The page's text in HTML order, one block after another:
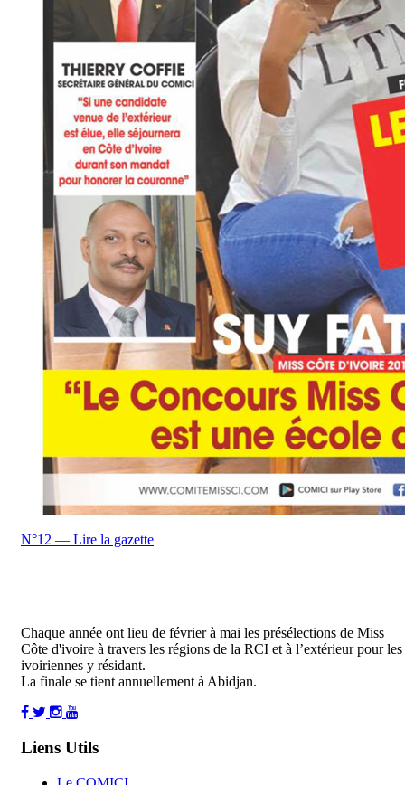
N°12 — Lire la gazette
Chaque année ont lieu de février à mai les présélections de Miss
Côte d'ivoire à travers les régions de la RCI et à l’extérieur pour les
ivoiriennes y résidant.
La finale se tient annuellement à Abidjan.
Liens Utils